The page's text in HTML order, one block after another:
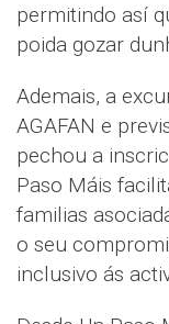
permitindo así
poida gozar
Ademais, a
AGAFAN e
pechou a
Paso Máis
familias
o seu
inclusivo ás